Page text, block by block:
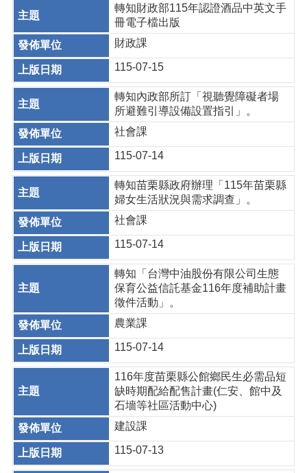
轉知財政部115年認證酒品中英文手
冊電子檔出版
財政課
115-07-15
轉知內政部所訂「視聽覺障礙者場
所避難引導設備設置指引」。
社會課
115-07-14
轉知苗栗縣政府辦理「115年苗栗縣
婦女生活狀況與需求調查」。
社會課
115-07-14
轉知「台灣中油股份有限公司生態
保育公益信託基金116年度補助計畫
徵件活動」。
農業課
115-07-14
116年度苗栗縣公館鄉民生必需品短
缺時期配給配售計畫(仁安、館中及
石墻等社區活動中心)
建設課
115-07-13